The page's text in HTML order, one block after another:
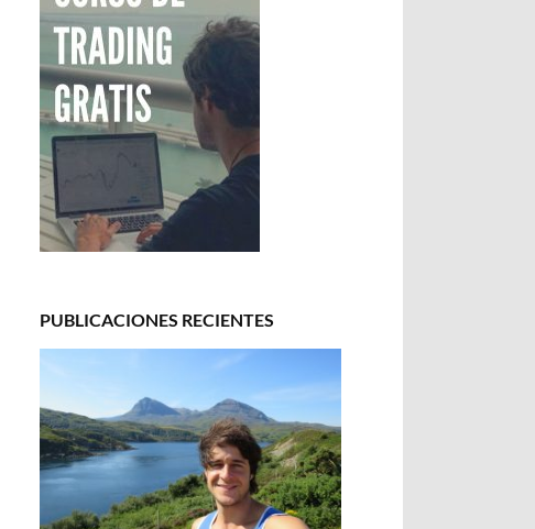
PUBLICACIONES RECIENTES